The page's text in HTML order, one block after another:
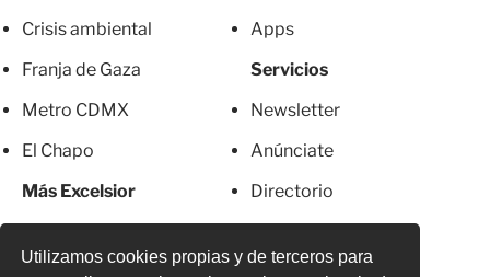
Utilizamos cookies propias y de terceros para
Crisis ambiental
Franja de Gaza
Metro CDMX
El Chapo
Más Excelsior
Apps
Servicios
Newsletter
Anúnciate
Directorio